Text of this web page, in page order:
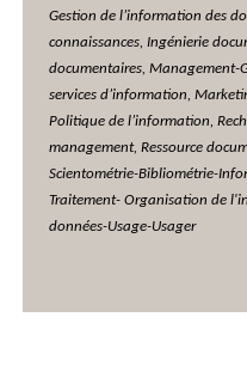
Gestion de l’information des
connaissances, Ingénierie
documentaires, Management-
services d’information,
Politique de l’information,
management, Ressource
Scientométrie-Bibliométrie-
Traitement- Organisation de
données-Usage-Usager